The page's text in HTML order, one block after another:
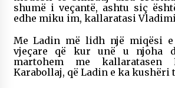
shumë i veçantë, ashtu siç
edhe miku im, kallaratasi
Me Ladin më lidh një miqësi
vjeçare që kur unë u njoha
martohem me kallaratasen
Karabollaj, që Ladin e ka kushëri